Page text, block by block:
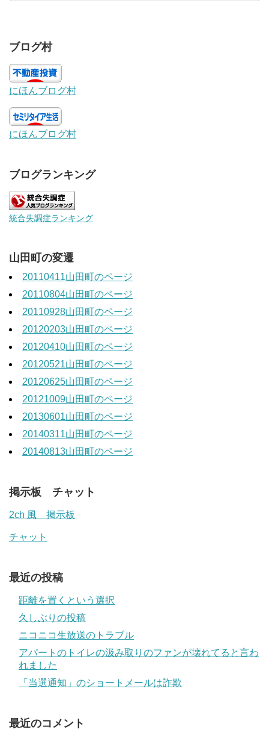
ブログ村
にほんブログ村
にほんブログ村
ブログランキング
統合失調症ランキング
山田町の変遷
20110411山田町のページ
20110804山田町のページ
20110928山田町のページ
20120203山田町のページ
20120410山田町のページ
20120521山田町のページ
20120625山田町のページ
20121009山田町のページ
20130601山田町のページ
20140311山田町のページ
20140813山田町のページ
掲示板 チャット
2ch 風 掲示板
チャット
最近の投稿
距離を置くという選択
久しぶりの投稿
ニコニコ生放送のトラブル
アパートのトイレの汲み取りのファンが壊れてると言わ
れました
「当選通知」のショートメールは詐欺
最近のコメント